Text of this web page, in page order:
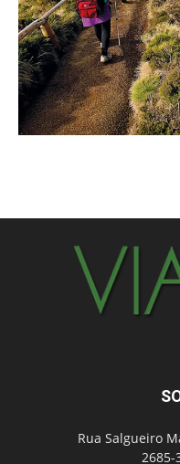
Rua Salgueiro
2685-